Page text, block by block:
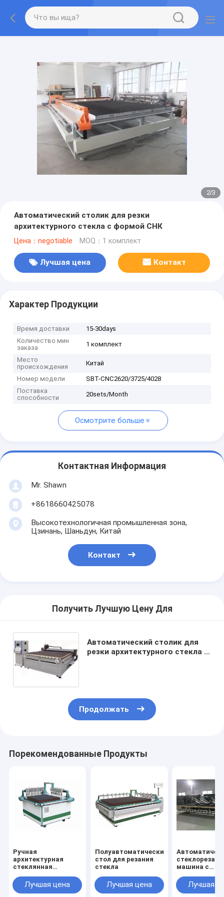
2/3
Автоматический столик для резки
архитектурного стекла с формой СНК
Цена：negotiable MOQ：1 комплект
Лучшая цена Контакт
Характер Продукции
Время доставки
15-30days
Количество мин
заказа
1 комплект
Место
происхождения
Китай
Номер модели
SBT-CNC2620/3725/4028
Поставка
способности
20sets/Month
Осмотрите больше
Контактная Информация
Mr. Shawn
+8618660425078
Высокотехнологичная промышленная зона,
Цзинань, Шаньдун, Китай
Контакт
Получить Лучшую Цену Для
Автоматический столик для
резки архитектурного стекла с
Продолжать
Порекомендованные Продукты
Ручная
архитектурная
стеклянная
Лучшая цена
Полуавтоматический
стол для резания
стекла
Лучшая цена
машина с
загрузкой и
разрывом
Лучшая